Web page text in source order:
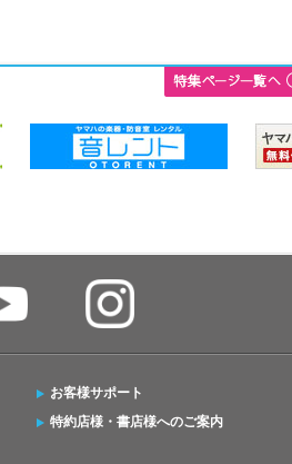
お客様サポート
特約店様・書店様へのご案内